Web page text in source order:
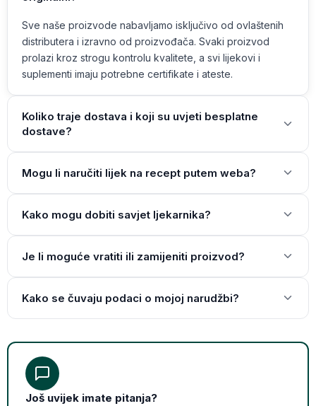
Sve naše proizvode nabavljamo isključivo od ovlaštenih
distributera i izravno od proizvođača. Svaki proizvod
prolazi kroz strogu kontrolu kvalitete, a svi lijekovi i
suplementi imaju potrebne certifikate i ateste.
Koliko traje dostava i koji su uvjeti besplatne
dostave?
Mogu li naručiti lijek na recept putem weba?
Kako mogu dobiti savjet ljekarnika?
Je li moguće vratiti ili zamijeniti proizvod?
Kako se čuvaju podaci o mojoj narudžbi?
Još uvijek imate pitanja?